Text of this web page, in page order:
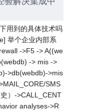
用到的具体技术吗
举个企业内部系
->F5 -> A((we
-> mis ->
>db(webdb)->mis
SMS
）->CALL_CENT
analyses->R